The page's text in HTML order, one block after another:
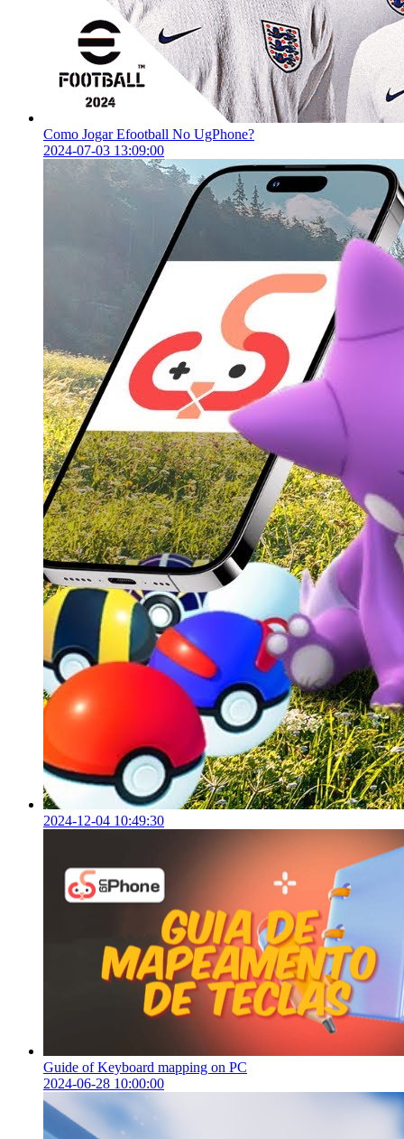
Como Jogar Efootball No UgPhone?
2024-07-03 13:09:00
2024-12-04 10:49:30
Guide of Keyboard mapping on PC
2024-06-28 10:00:00